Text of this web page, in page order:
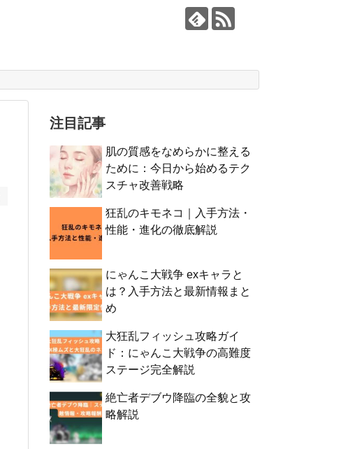
注目記事
肌の質感をなめらかに整える
ために：今日から始めるテク
スチャ改善戦略
狂乱のキモネコ｜入手方法・
性能・進化の徹底解説
にゃんこ大戦争 exキャラと
は？入手方法と最新情報まと
め
大狂乱フィッシュ攻略ガイ
ド：にゃんこ大戦争の高難度
ステージ完全解説
絶亡者デブウ降臨の全貌と攻
略解説